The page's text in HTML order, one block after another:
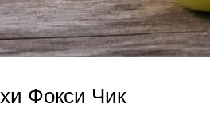
Фокси Чик